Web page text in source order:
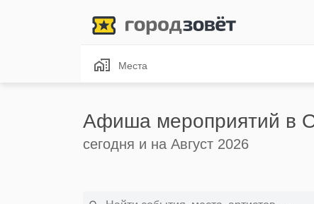
Места
Афиша мероприятий в
сегодня и на Август 2026